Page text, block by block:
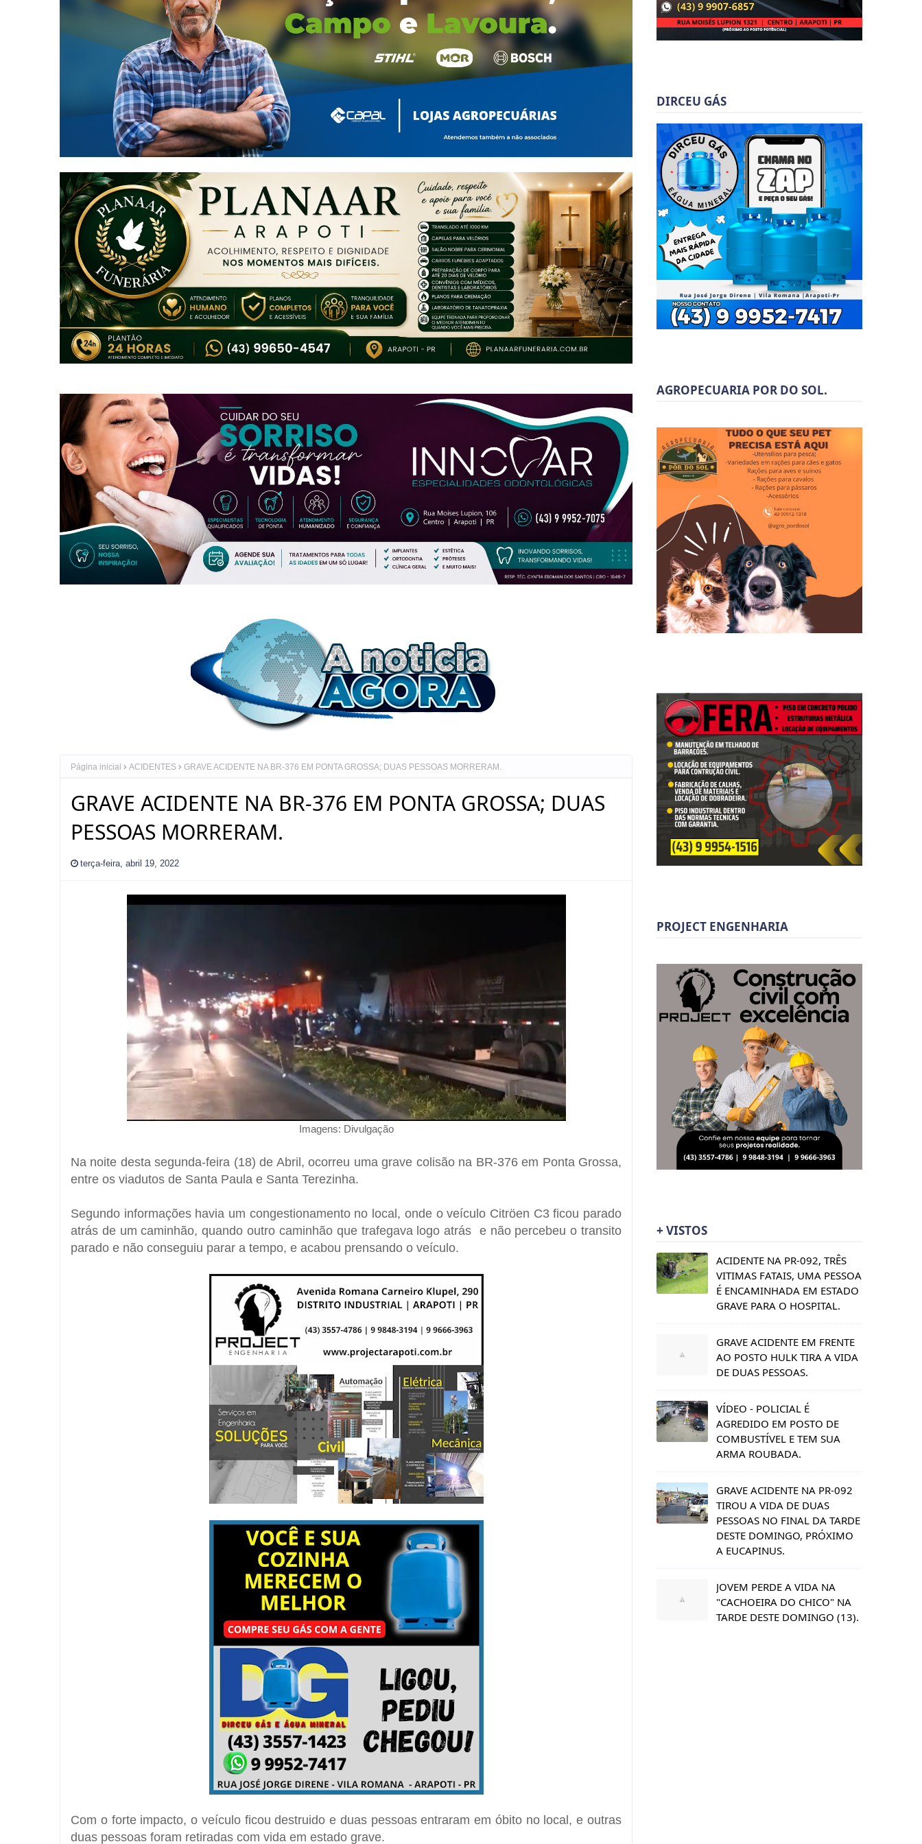
Página inicial ACIDENTES GRAVE ACIDENTE NA BR-376 EM PONTA GROSSA; DUAS PESSOAS MORRERAM.
GRAVE ACIDENTE NA BR-376 EM PONTA GROSSA; DUAS
PESSOAS MORRERAM.
terça-feira, abril 19, 2022
Imagens: Divulgação
Na noite desta segunda-feira (18) de Abril, ocorreu uma grave colisão na BR-376 em Ponta Grossa,
entre os viadutos de Santa Paula e Santa Terezinha.
Segundo informações havia um congestionamento no local, onde o veículo Citröen C3 ficou parado
atrás de um caminhão, quando outro caminhão que trafegava logo atrás e não percebeu o transito
parado e não conseguiu parar a tempo, e acabou prensando o veículo.
Com o forte impacto, o veículo ficou destruido e duas pessoas entraram em óbito no local, e outras
duas pessoas foram retiradas com vida em estado grave.
DIRCEU GÁS
AGROPECUARIA POR DO SOL.
PROJECT ENGENHARIA
+ VISTOS
ACIDENTE NA PR-092, TRÊS
VITIMAS FATAIS, UMA PESSOA
É ENCAMINHADA EM ESTADO
GRAVE PARA O HOSPITAL.
GRAVE ACIDENTE EM FRENTE
AO POSTO HULK TIRA A VIDA
DE DUAS PESSOAS.
VÍDEO - POLICIAL É
AGREDIDO EM POSTO DE
COMBUSTÍVEL E TEM SUA
ARMA ROUBADA.
GRAVE ACIDENTE NA PR-092
TIROU A VIDA DE DUAS
PESSOAS NO FINAL DA TARDE
DESTE DOMINGO, PRÓXIMO
A EUCAPINUS.
JOVEM PERDE A VIDA NA
"CACHOEIRA DO CHICO" NA
TARDE DESTE DOMINGO (13).